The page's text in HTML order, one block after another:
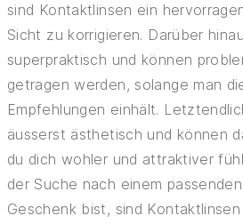
sind Kontaktlinsen ein
Sicht zu korrigieren. Darüber
superpraktisch und können
getragen werden, solange man
Empfehlungen einhält.
äusserst ästhetisch und können
du dich wohler und attraktiver
der Suche nach einem
Geschenk bist, sind